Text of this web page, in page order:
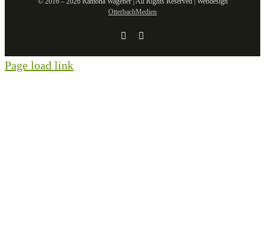
OtterbachMedien
Facebook
Page load link